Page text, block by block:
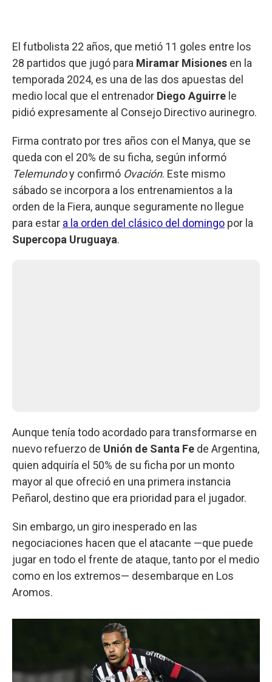
El futbolista 22 años, que metió 11 goles entre los
28 partidos que jugó para Miramar Misiones en la
temporada 2024, es una de las dos apuestas del
medio local que el entrenador Diego Aguirre le
pidió expresamente al Consejo Directivo aurinegro.
Firma contrato por tres años con el Manya, que se
queda con el 20% de su ficha, según informó
Telemundoy confirmó Ovación. Este mismo
sábado se incorpora a los entrenamientos a la
orden de la Fiera, aunque seguramente no llegue
para estar a la orden del clásico del domingo por la
Supercopa Uruguaya.
Aunque tenía todo acordado para transformarse en
nuevo refuerzo de Unión de Santa Fe de Argentina,
quien adquiría el 50% de su ficha por un monto
mayor al que ofreció en una primera instancia
Peñarol, destino que era prioridad para el jugador.
Sin embargo, un giro inesperado en las
negociaciones hacen que el atacante —que puede
jugar en todo el frente de ataque, tanto por el medio
como en los extremos— desembarque en Los
Aromos.